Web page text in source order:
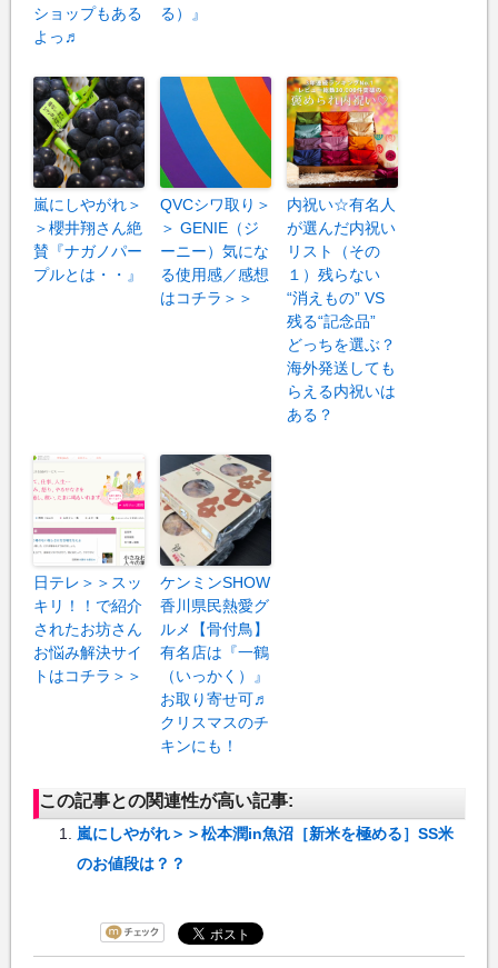
ショップもある
よっ♬
る）』
嵐にしやがれ＞
＞櫻井翔さん絶
賛『ナガノパー
プルとは・・』
QVCシワ取り＞
＞ GENIE（ジ
ーニー）気にな
る使用感／感想
はコチラ＞＞
内祝い☆有名人
が選んだ内祝い
リスト（その
１）残らない
“消えもの” VS
残る“記念品”
どっちを選ぶ？
海外発送しても
らえる内祝いは
ある？
日テレ＞＞スッ
キリ！！で紹介
されたお坊さん
お悩み解決サイ
トはコチラ＞＞
ケンミンSHOW
香川県民熱愛グ
ルメ【骨付鳥】
有名店は『一鶴
（いっかく）』
お取り寄せ可♬
クリスマスのチ
キンにも！
この記事との関連性が高い記事:
嵐にしやがれ＞＞松本潤in魚沼［新米を極める］SS米
のお値段は？？